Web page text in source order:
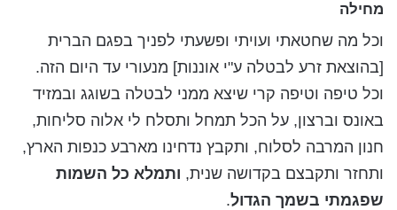
מחילה
וכל מה שחטאתי ועויתי ופשעתי לפניך בפגם הברית
[בהוצאת זרע לבטלה ע"י אוננות] מנעורי עד היום הזה.
וכל טיפה וטיפה קרי שיצא ממני לבטלה בשוגג ובמזיד
באונס וברצון, על הכל תמחל ותסלח לי אלוה סליחות,
חנון המרבה לסלוח, ותקבץ נדחינו מארבע כנפות הארץ,
ותחזר ותקבצם בקדושה שנית, ותמלא כל השמות
שפגמתי בשמך הגדול.